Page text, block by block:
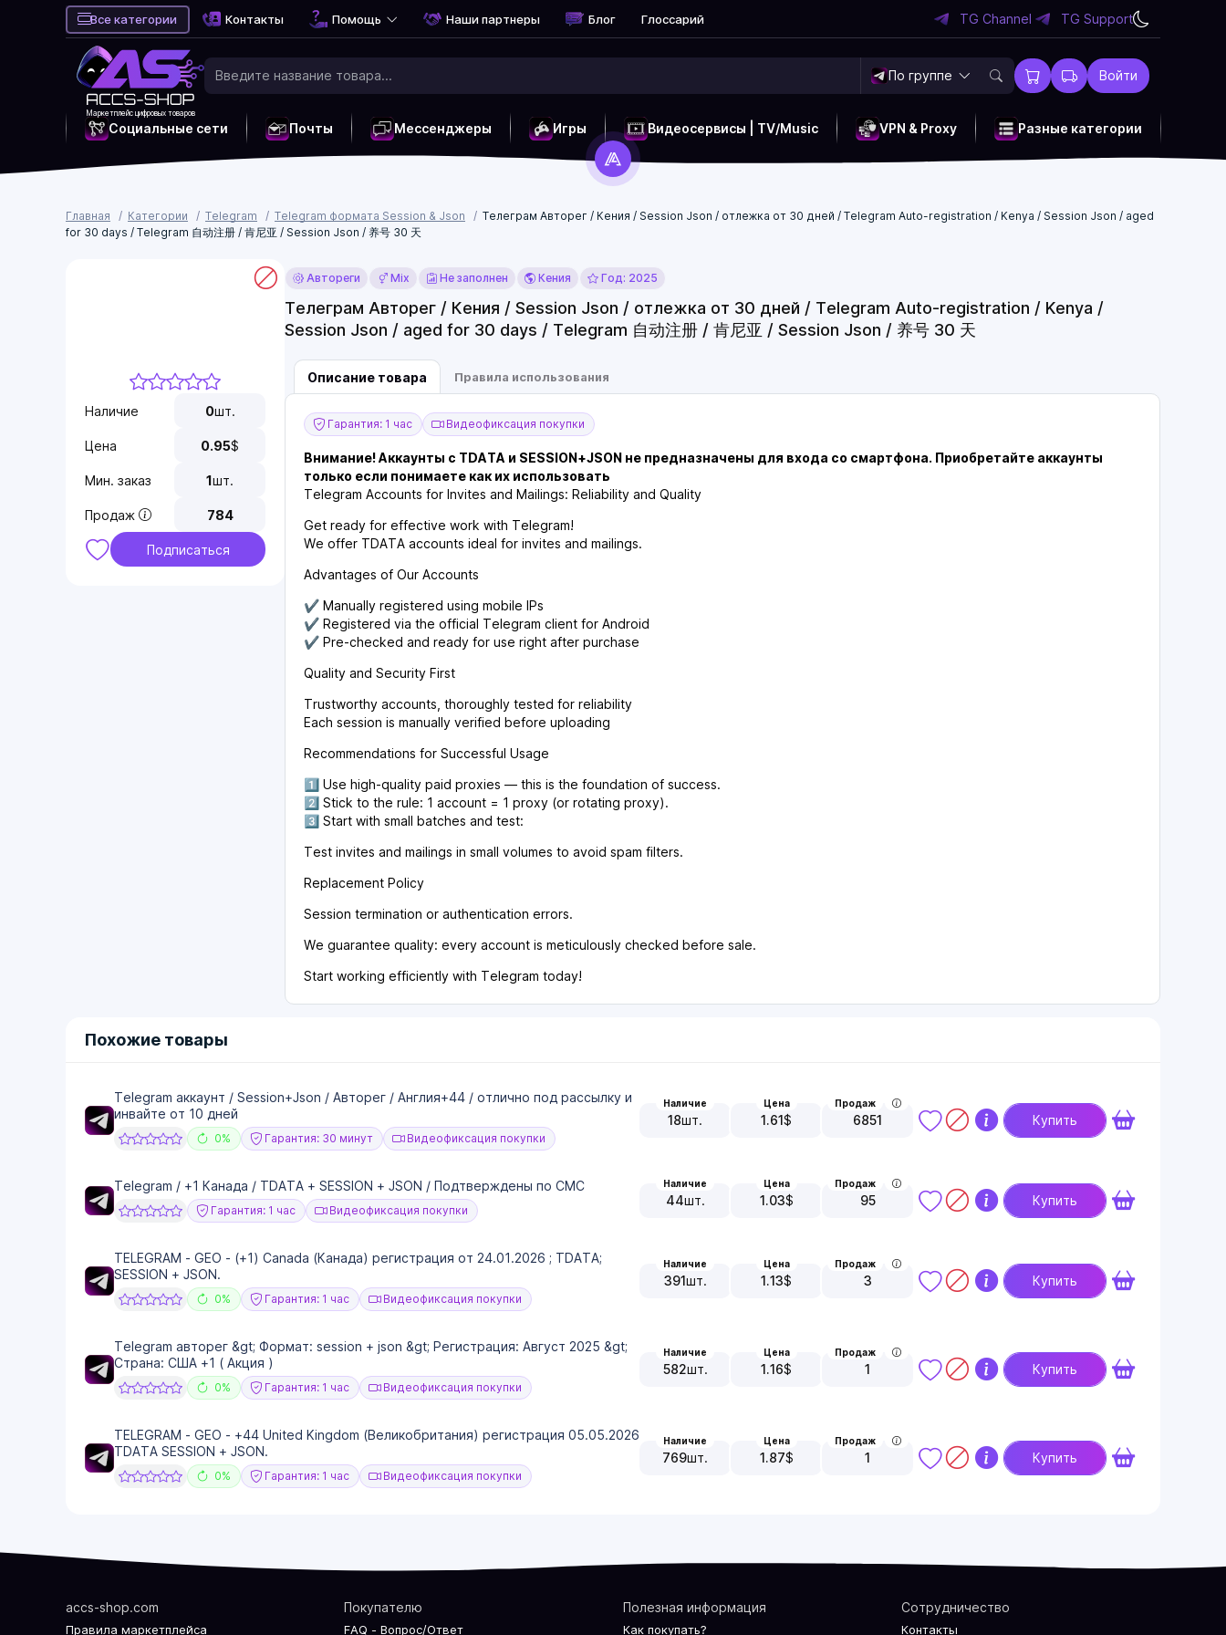
Все категории Контакты Помощь Наши партнеры Блог Глоссарий TG Channel TG Support
Маркетплейс цифровых товаров
По группе Войти
Социальные сети Почты Мессенджеры Игры Видеосервисы | TV/Music VPN & Proxy Разные категории
Главная Категории Telegram Telegram формата Session & Json
Телеграм Авторег / Кения / Session Json / отлежка от 30 дней / Telegram Auto-registration / Kenya / Session Json / aged
for 30 days / Telegram 自动注册 / 肯尼亚 / Session Json / 养号 30 天
Наличие 0шт.
Цена 0.95$
Мин. заказ 1шт.
Продаж 784
Подписаться
Автореги Mix Не заполнен Кения Год: 2025
Телеграм Авторег / Кения / Session Json / отлежка от 30 дней / Telegram Auto-registration / Kenya /
Session Json / aged for 30 days / Telegram 自动注册 / 肯尼亚 / Session Json / 养号 30 天
Описание товара Правила использования
Гарантия: 1 час Видеофиксация покупки
Внимание! Аккаунты с TDATA и SESSION+JSON не предназначены для входа со смартфона. Приобретайте аккаунты
только если понимаете как их использовать
Telegram Accounts for Invites and Mailings: Reliability and Quality
Get ready for effective work with Telegram!
We offer TDATA accounts ideal for invites and mailings.
Advantages of Our Accounts
✔️ Manually registered using mobile IPs
✔️ Registered via the official Telegram client for Android
✔️ Pre-checked and ready for use right after purchase
Quality and Security First
Trustworthy accounts, thoroughly tested for reliability
Each session is manually verified before uploading
Recommendations for Successful Usage
1️⃣ Use high-quality paid proxies — this is the foundation of success.
2️⃣ Stick to the rule: 1 account = 1 proxy (or rotating proxy).
3️⃣ Start with small batches and test:
Test invites and mailings in small volumes to avoid spam filters.
Replacement Policy
Session termination or authentication errors.
We guarantee quality: every account is meticulously checked before sale.
Start working efficiently with Telegram today!
Похожие товары
Telegram аккаунт / Session+Json / Авторег / Англия+44 / отлично под рассылку и
инвайте от 10 дней
0% Гарантия: 30 минут Видеофиксация покупки
Наличие
18шт.
Цена
1.61$
Продаж
6851 Купить
Telegram / +1 Канада / TDATA + SESSION + JSON / Подтверждены по СМС
Гарантия: 1 час Видеофиксация покупки
Наличие
44шт.
Цена
1.03$
Продаж
95 Купить
TELEGRAM - GEO - (+1) Canada (Канада) регистрация от 24.01.2026 ; TDATA;
SESSION + JSON.
0% Гарантия: 1 час Видеофиксация покупки
Наличие
391шт.
Цена
1.13$
Продаж
3 Купить
Telegram авторег &gt; Формат: session + json &gt; Регистрация: Август 2025 &gt;
Страна: США +1 ( Акция )
0% Гарантия: 1 час Видеофиксация покупки
Наличие
582шт.
Цена
1.16$
Продаж
1 Купить
TELEGRAM - GEO - +44 United Kingdom (Великобритания) регистрация 05.05.2026
TDATA SESSION + JSON.
0% Гарантия: 1 час Видеофиксация покупки
Наличие
769шт.
Цена
1.87$
Продаж
1 Купить
accs-shop.com
Правила маркетплейса
Покупателю
FAQ - Вопрос/Ответ
Полезная информация
Как покупать?
Сотрудничество
Контакты